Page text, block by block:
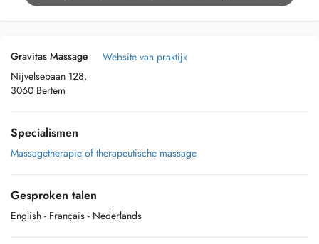
Gravitas Massage
Nijvelsebaan 128,
3060 Bertem
Website van praktijk
Specialismen
Massagetherapie of therapeutische massage
Gesproken talen
English - Français - Nederlands